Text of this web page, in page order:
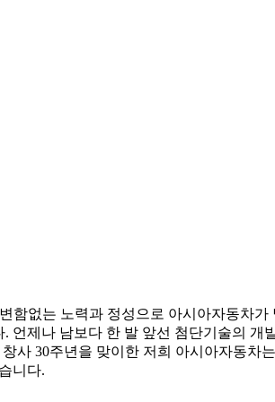
함없는 노력과 정성으로 아시아자동차가
제나 남보다 한 발 앞선 첨단기술의
사 30주년을 맞이한 저희 아시아자동
니다.